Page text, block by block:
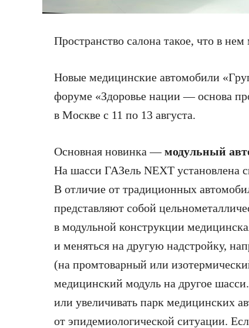
Пространство салона такое, что в
Новые медицинские автомобили
форуме «Здоровье нации — основа
в Москве с 11 по 13 августа.
Основная новинка —модульный
На шасси ГАЗель NEXT установлена
В отличие от традиционных
представляют собой
в модульной конструкции
и меняться на другую надстройку,
(на промтоварный или
медицинский модуль на другое
или увеличивать парк медицинских
от эпидемиологической ситуации.